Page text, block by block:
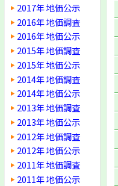
2017年 地価公示
2016年 地価調査
2016年 地価公示
2015年 地価調査
2015年 地価公示
2014年 地価調査
2014年 地価公示
2013年 地価調査
2013年 地価公示
2012年 地価調査
2012年 地価公示
2011年 地価調査
2011年 地価公示